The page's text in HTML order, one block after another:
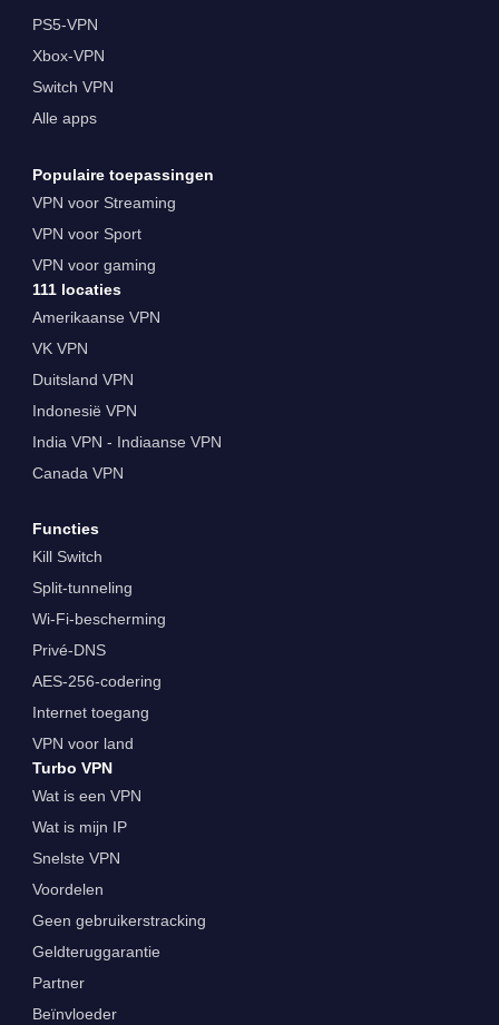
PS5-VPN
Xbox-VPN
Switch VPN
Alle apps
Populaire toepassingen
VPN voor Streaming
VPN voor Sport
VPN voor gaming
111 locaties
Amerikaanse VPN
VK VPN
Duitsland VPN
Indonesië VPN
India VPN - Indiaanse VPN
Canada VPN
Functies
Kill Switch
Split-tunneling
Wi-Fi-bescherming
Privé-DNS
AES-256-codering
Internet toegang
VPN voor land
Turbo VPN
Wat is een VPN
Wat is mijn IP
Snelste VPN
Voordelen
Geen gebruikerstracking
Geldteruggarantie
Partner
Beïnvloeder